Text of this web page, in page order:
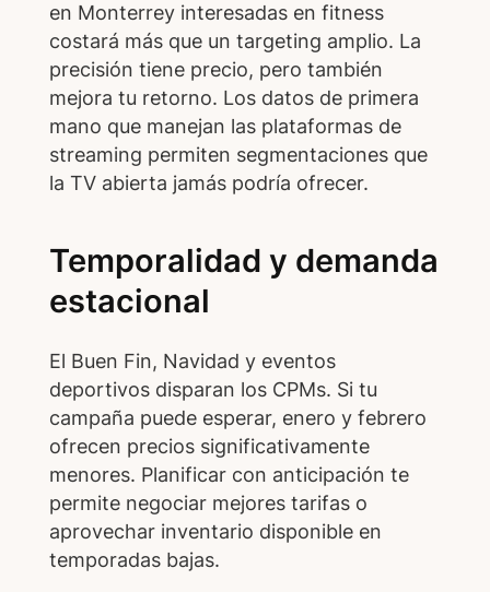
en Monterrey interesadas en fitness
costará más que un targeting amplio. La
precisión tiene precio, pero también
mejora tu retorno. Los datos de primera
mano que manejan las plataformas de
streaming permiten segmentaciones que
la TV abierta jamás podría ofrecer.
Temporalidad y demanda
estacional
El Buen Fin, Navidad y eventos
deportivos disparan los CPMs. Si tu
campaña puede esperar, enero y febrero
ofrecen precios significativamente
menores. Planificar con anticipación te
permite negociar mejores tarifas o
aprovechar inventario disponible en
temporadas bajas.